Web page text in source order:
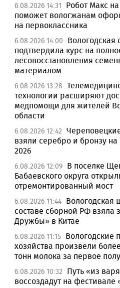
6.08.2026 14:31
Робот Макс на
поможет вологжанам
на первоклассника
6.08.2026 14:00
Вологодская
подтвердила курс на
лесовосстановления
материалом
6.08.2026 13:28
технологии расширяют
медпомощи для жителей
области
6.08.2026 12:42
взяли серебро и бронзу на
2026
6.08.2026 12:09 В поселке
Бабаевского округа
отремонтированный мост
6.08.2026 11:44 Вологодская
составе сборной РФ взяла
Дружбы» в Китае
6.08.2026 11:15 Вологодские
хозяйства произвели
тонн молока за первое
6.08.2026 10:32
Путь «из
воссоздадут на фестивале